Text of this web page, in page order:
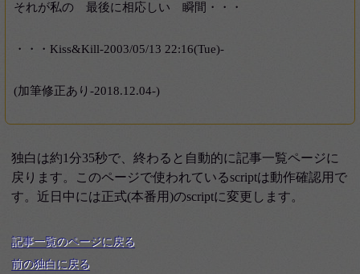
それが私の 最後に相応しい 瞬間・・・
・・・Kiss&Kill-2003/05/13 22:16(Tue)-
(加筆修正あり-2018.12.04-)
独白は約1分35秒で、終わると自動的に記事一覧ページに
戻ります。このページで使われているscriptは動作確認用で
す。近日中には正式(本番用)のscriptに変更します。
記事一覧のページに戻る
前の独白に戻る